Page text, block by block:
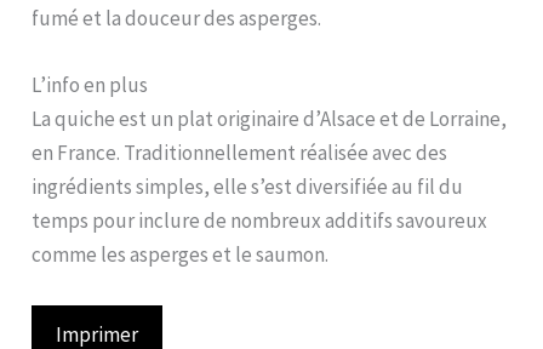
fumé et la douceur des asperges.
L’info en plus
La quiche est un plat originaire d’Alsace et de Lorraine,
en France. Traditionnellement réalisée avec des
ingrédients simples, elle s’est diversifiée au fil du
temps pour inclure de nombreux additifs savoureux
comme les asperges et le saumon.
Imprimer